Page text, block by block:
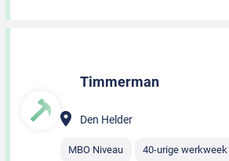
Timmerman
Den Helder
MBO Niveau 40-urige werkweek